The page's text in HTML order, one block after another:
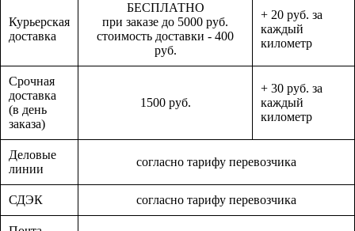
Курьерская
доставка
БЕСПЛАТНО
при заказе до 5000 руб.
стоимость доставки - 400
руб.
+ 20 руб. за
каждый
километр
Срочная
доставка
(в день
заказа)
1500 руб.
+ 30 руб. за
каждый
километр
Деловые
линии
согласно тарифу перевозчика
СДЭК согласно тарифу перевозчика